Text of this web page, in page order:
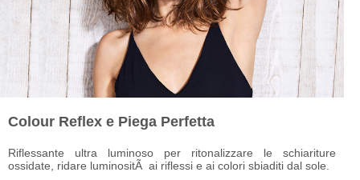
Colour Reflex e Piega Perfetta
Riflessante ultra luminoso per ritonalizzare le schiariture
ossidate, ridare luminositÃ ai riflessi e ai colori sbiaditi dal sole.